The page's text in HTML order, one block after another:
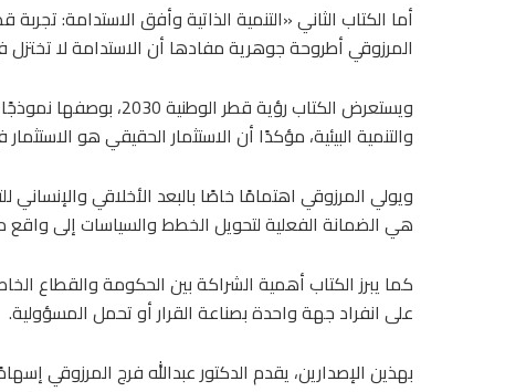
أما الكتاب الثاني «التنمية الذاتية وأفق الاستدامة:
المرزوقي أطروحة جوهرية مفادها أن الاستدامة لا
ويستعرض الكتاب رؤية
والتنمية البيئية، مؤكدًا أن الاستثمار الحقيقي هو
ويولي المرزوقي اهتمامًا خاصًا بالبعد الأخلاقي
هي الضمانة الفعلية لتحويل الخطط والسياسات إلى
كما يبرز الكتاب أهمية الشراكة بين الحكومة والقطاع
على انفراد جهة واحدة بصناعة القرار أو تحمل المسؤولية.
بهذين الإصدارين، يقدم الدكتور عبدالله فرج المرزوقي